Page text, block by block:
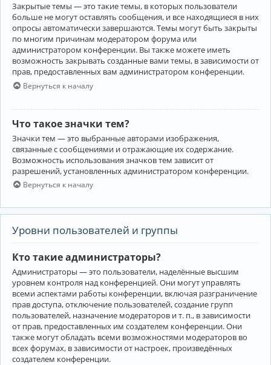
Закрытые темы — это такие темы, в которых пользователи
больше не могут оставлять сообщения, и все находящиеся в них
опросы автоматически завершаются. Темы могут быть закрыты
по многим причинам модератором форума или
администратором конференции. Вы также можете иметь
возможность закрывать созданные вами темы, в зависимости от
прав, предоставленных вам администратором конференции.
Вернуться к началу
Что такое значки тем?
Значки тем — это выбранные авторами изображения,
связанные с сообщениями и отражающие их содержание.
Возможность использования значков тем зависит от
разрешений, установленных администратором конференции.
Вернуться к началу
Уровни пользователей и группы
Кто такие администраторы?
Администраторы — это пользователи, наделённые высшим
уровнем контроля над конференцией. Они могут управлять
всеми аспектами работы конференции, включая разграничение
прав доступа, отключение пользователей, создание групп
пользователей, назначение модераторов и т. п., в зависимости
от прав, предоставленных им создателем конференции. Они
также могут обладать всеми возможностями модераторов во
всех форумах, в зависимости от настроек, произведённых
создателем конференции.